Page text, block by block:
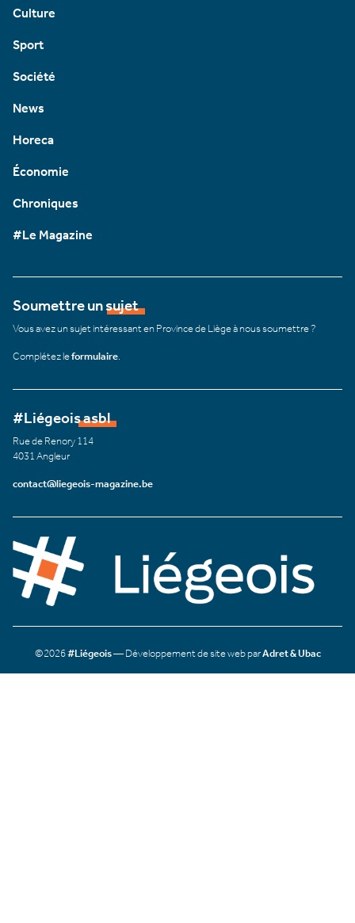
Culture
Sport
Société
News
Horeca
Économie
Chroniques
#Le Magazine
Soumettre un sujet
Vous avez un sujet intéressant en Province de Liège à nous soumettre ?
Complétez leformulaire
#Liégeois asbl
Rue de Renory 114
4031 Angleur
contact@liegeois-magazine.be
©2026#Liégeois— Développement de site web parAdret & Ubac